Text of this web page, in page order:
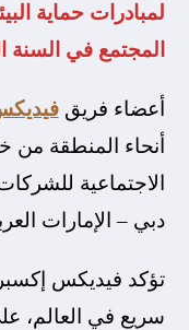
لمبادرات حماية
المجتمع في السنة
أعضاء فريق
أنحاء المنطقة من
الاجتماعية
دبي – الإمارات العربية
تؤكد فيديكس
سريع في العالم،